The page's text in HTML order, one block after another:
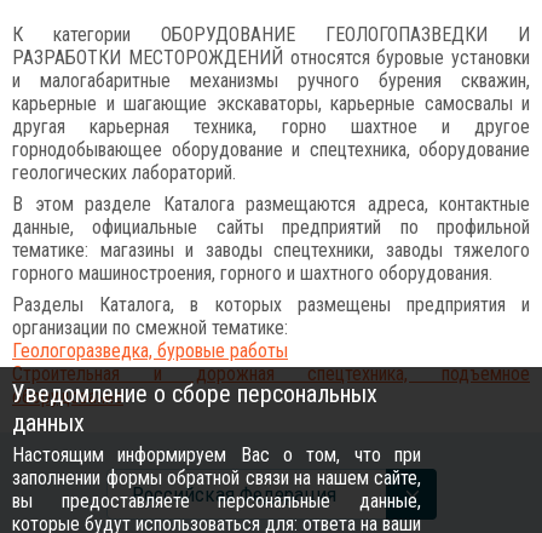
К категории ОБОРУДОВАНИЕ ГЕОЛОГОПАЗВЕДКИ И
РАЗРАБОТКИ МЕСТОРОЖДЕНИЙ относятся буровые установки
и малогабаритные механизмы ручного бурения скважин,
карьерные и шагающие экскаваторы, карьерные самосвалы и
другая карьерная техника, горно шахтное и другое
горнодобывающее оборудование и спецтехника, оборудование
геологических лабораторий.
В этом разделе Каталога размещаются адреса, контактные
данные, официальные сайты предприятий по профильной
тематике: магазины и заводы спецтехники, заводы тяжелого
горного машиностроения, горного и шахтного оборудования.
Разделы Каталога, в которых размещены предприятия и
организации по смежной тематике:
Геологоразведка, буровые работы
Строительная и дорожная спецтехника, подъемное
оборудование
Российcкая Федерация
Уведомление о сборе персональных
данных
Настоящим информируем Вас о том, что при
заполнении формы обратной связи на нашем сайте,
вы предоставляете персональные данные,
которые будут использоваться для: ответа на ваши